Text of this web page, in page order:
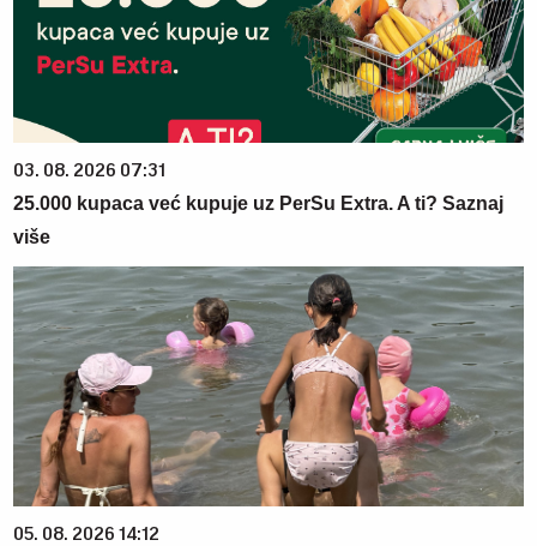
03. 08. 2026 07:31
25.000 kupaca već kupuje uz PerSu Extra. A ti? Saznaj
više
05. 08. 2026 14:12